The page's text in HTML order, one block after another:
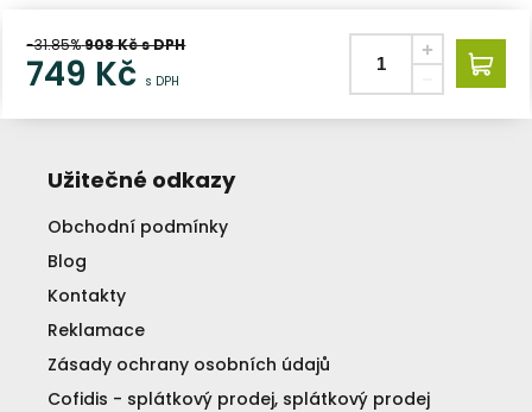
-31.85%908Kč s DPH
749 Kč s DPH
Užitečné odkazy
Obchodní podmínky
Blog
Kontakty
Reklamace
Zásady ochrany osobních údajů
Cofidis - splátkový prodej, splátkový prodej